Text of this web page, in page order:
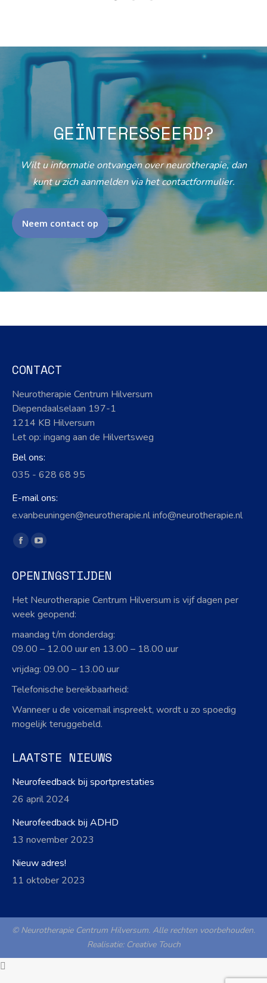
GEÏNTERESSEERD?
Wilt u informatie ontvangen over neurotherapie, dan
kunt u zich aanmelden via het contactformulier.
Neem contact op
CONTACT
Neurotherapie Centrum Hilversum
Diependaalselaan 197-1
1214 KB Hilversum
Let op: ingang aan de Hilvertsweg
Bel ons:
035 - 628 68 95
E-mail ons:
e.vanbeuningen@neurotherapie.nl info@neurotherapie.nl
Vind ons op:
Facebook
opens
in
new
YouTube
opens
new
OPENINGSTIJDEN
Het Neurotherapie Centrum Hilversum is vijf dagen per
week geopend:
maandag t/m donderdag:
09.00 – 12.00 uur en 13.00 – 18.00 uur
vrijdag: 09.00 – 13.00 uur
Telefonische bereikbaarheid:
Wanneer u de voicemail inspreekt, wordt u zo spoedig
mogelijk teruggebeld.
LAATSTE NIEUWS
Neurofeedback bij sportprestaties
26 april 2024
Neurofeedback bij ADHD
13 november 2023
Nieuw adres!
11 oktober 2023
© Neurotherapie Centrum Hilversum. Alle rechten voorbehouden.
Realisatie: Creative Touch